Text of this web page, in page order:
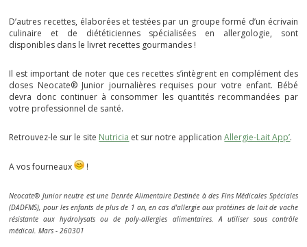
D’autres recettes, élaborées et testées par un groupe formé d’un écrivain
culinaire et de diététiciennes spécialisées en allergologie, sont
disponibles dans le livret recettes gourmandes !
Il est important de noter que ces recettes s’intègrent en complément des
doses Neocate® Junior journalières requises pour votre enfant. Bébé
devra donc continuer à consommer les quantités recommandées par
votre professionnel de santé.
Retrouvez-le sur le site Nutricia et sur notre applicationAllergie-Lait App’.
A vos fourneaux !
Neocate® Junior neutre est une Denrée Alimentaire Destinée à des Fins Médicales Spéciales
(DADFMS), pour les enfants de plus de 1 an, en cas d'allergie aux protéines de lait de vache
résistante aux hydrolysats ou de poly-allergies alimentaires. A utiliser sous contrôle
médical. Mars - 260301